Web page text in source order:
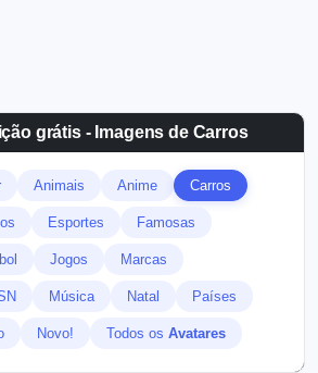
grátis - Imagens de Carros
Animais Anime Carros
Esportes Famosas
Jogos Marcas
Música Natal Países
Novo! Todos os Avatares